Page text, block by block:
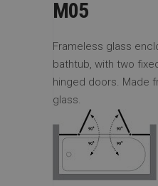
M05
Frameless glass
bathtub, with two
hinged doors. Made
glass.